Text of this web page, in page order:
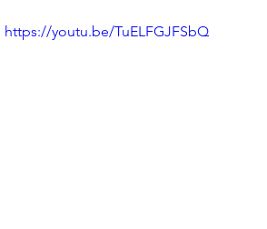
https://youtu.be/TuELFGJFSbQ